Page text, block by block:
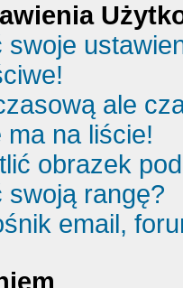
ale
ma na liście!
obrazek
swoją rangę?
email,